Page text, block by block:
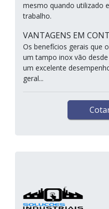
mesmo quando utilizado
trabalho.
VANTAGENS EM
Os benefícios gerais que
um tampo inox vão
um excelente
geral...